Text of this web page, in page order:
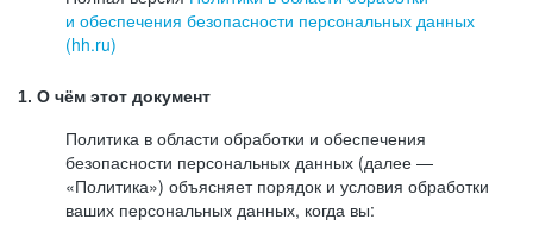
и обеспечения безопасности персональных данных
(hh.ru)
1. О чём этот документ
Политика в области обработки и обеспечения
безопасности персональных данных (далее —
«Политика») объясняет порядок и условия обработки
ваших персональных данных, когда вы: